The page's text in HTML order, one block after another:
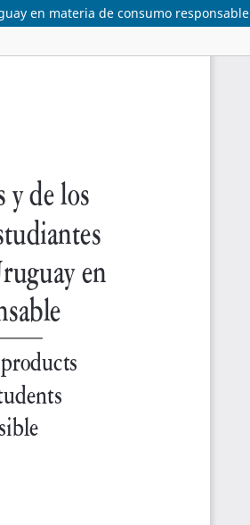
en materia de consumo responsable